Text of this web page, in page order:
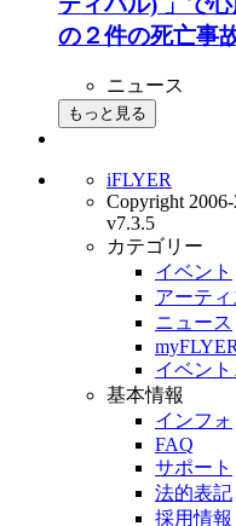
の２件の死亡事
ニュース
もっと見る
iFLYER
Copyright 2006-
v7.3.5
カテゴリー
イベント
アーティ
ニュース
myFLYER
イベン
基本情報
インフォ
FAQ
サポート
法的表記
採用情報